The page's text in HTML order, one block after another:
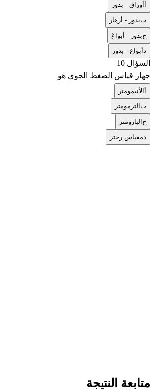
أوراق - بذور
ببذور - أزهار
جبذور - أبواغ
أبواغ - بذور
السؤال 10
جهاز قياس الضغط الجوي هو
الأنيمومتر
بالترمومتر
جالبارومتر
مقياس رختر
متابعة النتيجة